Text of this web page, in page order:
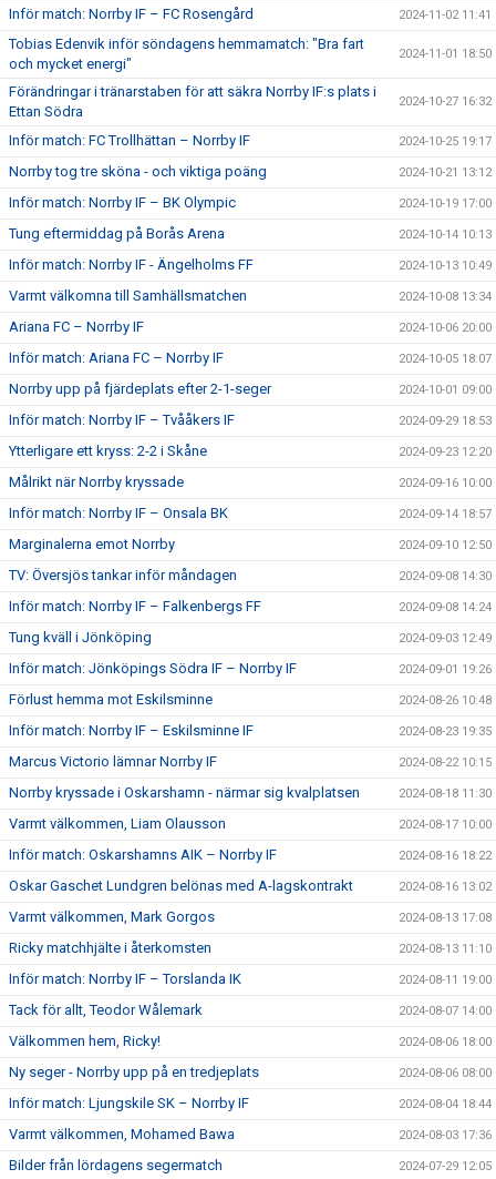
Inför match: Norrby IF – FC Rosengård 2024-11-02 11:41
Tobias Edenvik inför söndagens hemmamatch: "Bra fart
och mycket energi"
2024-11-01 18:50
Förändringar i tränarstaben för att säkra Norrby IF:s plats i
Ettan Södra
2024-10-27 16:32
Inför match: FC Trollhättan – Norrby IF 2024-10-25 19:17
Norrby tog tre sköna - och viktiga poäng 2024-10-21 13:12
Inför match: Norrby IF – BK Olympic 2024-10-19 17:00
Tung eftermiddag på Borås Arena 2024-10-14 10:13
Inför match: Norrby IF - Ängelholms FF 2024-10-13 10:49
Varmt välkomna till Samhällsmatchen 2024-10-08 13:34
Ariana FC – Norrby IF 2024-10-06 20:00
Inför match: Ariana FC – Norrby IF 2024-10-05 18:07
Norrby upp på fjärdeplats efter 2-1-seger 2024-10-01 09:00
Inför match: Norrby IF – Tvååkers IF 2024-09-29 18:53
Ytterligare ett kryss: 2-2 i Skåne 2024-09-23 12:20
Målrikt när Norrby kryssade 2024-09-16 10:00
Inför match: Norrby IF – Onsala BK 2024-09-14 18:57
Marginalerna emot Norrby 2024-09-10 12:50
TV: Översjös tankar inför måndagen 2024-09-08 14:30
Inför match: Norrby IF – Falkenbergs FF 2024-09-08 14:24
Tung kväll i Jönköping 2024-09-03 12:49
Inför match: Jönköpings Södra IF – Norrby IF 2024-09-01 19:26
Förlust hemma mot Eskilsminne 2024-08-26 10:48
Inför match: Norrby IF – Eskilsminne IF 2024-08-23 19:35
Marcus Victorio lämnar Norrby IF 2024-08-22 10:15
Norrby kryssade i Oskarshamn - närmar sig kvalplatsen 2024-08-18 11:30
Varmt välkommen, Liam Olausson 2024-08-17 10:00
Inför match: Oskarshamns AIK – Norrby IF 2024-08-16 18:22
Oskar Gaschet Lundgren belönas med A-lagskontrakt 2024-08-16 13:02
Varmt välkommen, Mark Gorgos 2024-08-13 17:08
Ricky matchhjälte i återkomsten 2024-08-13 11:10
Inför match: Norrby IF – Torslanda IK 2024-08-11 19:00
Tack för allt, Teodor Wålemark 2024-08-07 14:00
Välkommen hem, Ricky! 2024-08-06 18:00
Ny seger - Norrby upp på en tredjeplats 2024-08-06 08:00
Inför match: Ljungskile SK – Norrby IF 2024-08-04 18:44
Varmt välkommen, Mohamed Bawa 2024-08-03 17:36
Bilder från lördagens segermatch 2024-07-29 12:05